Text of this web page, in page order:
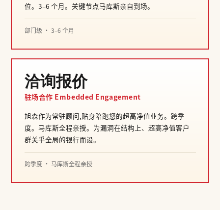
位。3–6 个月。关键节点马库斯亲自到场。
部门级 · 3–6 个月
洽询报价
驻场合作 Embedded Engagement
旭森作为常驻顾问,贴身陪跑您的超高净值业务。跨季
度。马库斯全程亲授。为漏洞在结构上、超高净值客户
群关乎全局的银行而设。
跨季度 · 马库斯全程亲授